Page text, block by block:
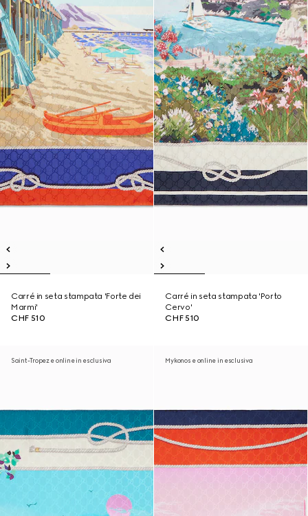
Carré in seta stampata 'Forte dei
Marmi'
CHF 510
Carré in seta stampata 'Porto
Cervo'
CHF 510
Saint-Tropez e online in esclusiva Mykonos e online in esclusiva